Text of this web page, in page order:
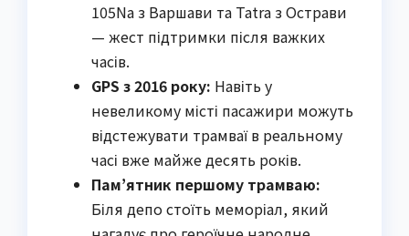
105Na з Варшави та Tatra з Острави
— жест підтримки після важких
часів.
GPS з 2016 року: Навіть у
невеликому місті пасажири можуть
відстежувати трамваї в реальному
часі вже майже десять років.
Пам’ятник першому трамваю:
Біля депо стоїть меморіал, який